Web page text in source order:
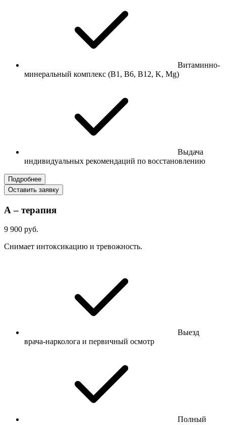
Витаминно-
минеральный комплекс (В1, В6, В12, K, Mg)
Выдача
индивидуальных рекомендаций по восстановлению
Подробнее
Оставить заявку
А – терапия
9 900 руб.
Снимает интоксикацию и тревожность.
Выезд
врача-нарколога и первичный осмотр
Полный